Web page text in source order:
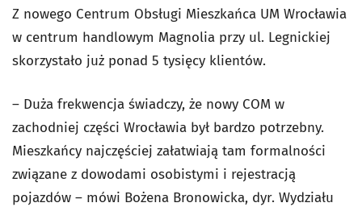
Z nowego Centrum Obsługi Mieszkańca UM Wrocławia
w centrum handlowym Magnolia przy ul. Legnickiej
skorzystało już ponad 5 tysięcy klientów.
– Duża frekwencja świadczy, że nowy COM w
zachodniej części Wrocławia był bardzo potrzebny.
Mieszkańcy najczęściej załatwiają tam formalności
związane z dowodami osobistymi i rejestracją
pojazdów – mówi Bożena Bronowicka, dyr. Wydziału